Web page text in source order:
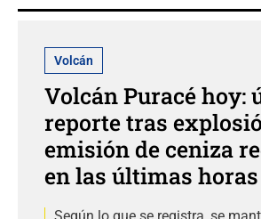
Volcán
Volcán Puracé hoy:
reporte tras
emisión de ceniza
en las últimas horas